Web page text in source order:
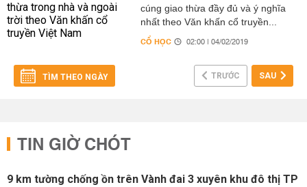
cúng giao thừa đầy đủ và ý nghĩa
nhất theo Văn khấn cổ truyền...
CỔ HỌC 02:00 | 04/02/2019
TÌM THEO NGÀY TRƯỚC SAU
TIN GIỜ CHÓT
9 km tường chống ồn trên Vành đai 3 xuyên khu đô thị TP